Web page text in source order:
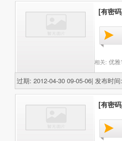
[有密
相关: 优雅
过期: 2012-04-30 09-05-06| 发布时间:
[有密